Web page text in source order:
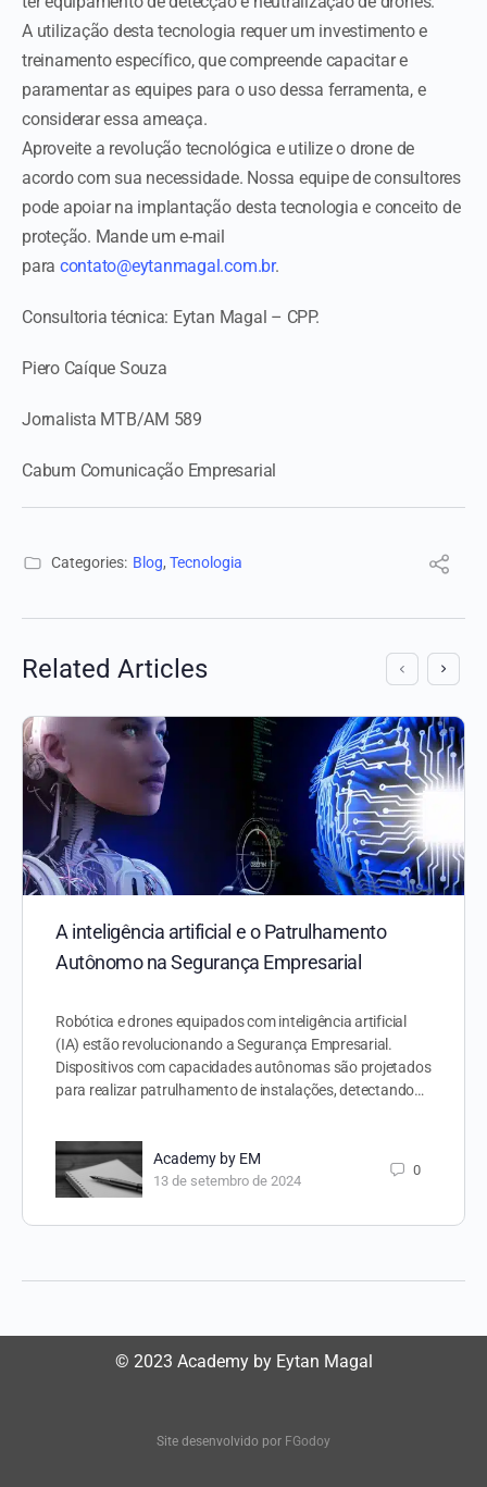
A utilização desta tecnologia requer um investimento e
treinamento específico, quecompreende capacitar e
paramentar as equipes para o uso dessa ferramenta, e
considerar essa ameaça.
Aproveite a revolução tecnológica e utilize o drone de
acordo com sua necessidade. Nossa equipe de consultores
pode apoiar na implantação desta tecnologia e conceito de
proteção. Mande um e-mail
para contato@eytanmagal.com.br.
Consultoria técnica: Eytan Magal – CPP.
Piero Caíque Souza
Jornalista MTB/AM 589
Cabum Comunicação Empresarial
Categories: Blog, Tecnologia
Related Articles
A inteligência artificial e o Patrulhamento
Autônomo na Segurança Empresarial
Robótica e drones equipados com inteligência artificial
(IA) estão revolucionando a Segurança Empresarial.
Dispositivos com capacidades autônomas são projetados
para realizar patrulhamento de instalações, detectando…
Academy by EM
13 de setembro de 2024
0
© 2023 Academy by Eytan Magal
Site desenvolvido por FGodoy